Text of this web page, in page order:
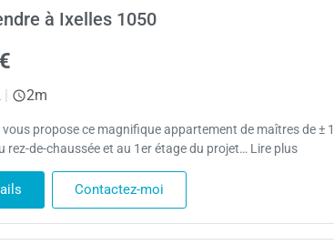
à Ixelles 1050
| 2m
propose ce magnifique appartement de maîtres de ±
rez-de-chaussée et au 1er étage du projet… Lire plus
Contactez-moi